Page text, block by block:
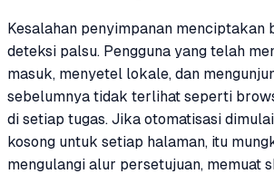
Kesalahan penyimpanan menciptakan
deteksi palsu. Pengguna yang telah
masuk, menyetel lokale, dan
sebelumnya tidak terlihat seperti
di setiap tugas. Jika otomatisasi
kosong untuk setiap halaman, itu
mengulangi alur persetujuan, memuat